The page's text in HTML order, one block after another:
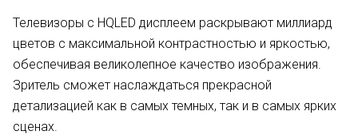
Телевизоры с HQLED дисплеем раскрывают миллиард
цветов с максимальной контрастностью и яркостью,
обеспечивая великолепное качество изображения.
Зритель сможет наслаждаться прекрасной
детализацией как в самых темных, так и в самых ярких
сценах.